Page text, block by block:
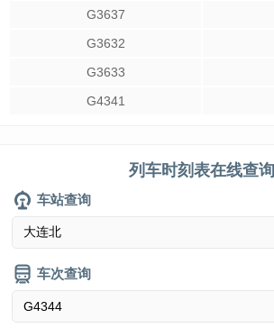
G3637
G3632
G3633
G4341
列车时刻表在线查询
车站查询
车次查询